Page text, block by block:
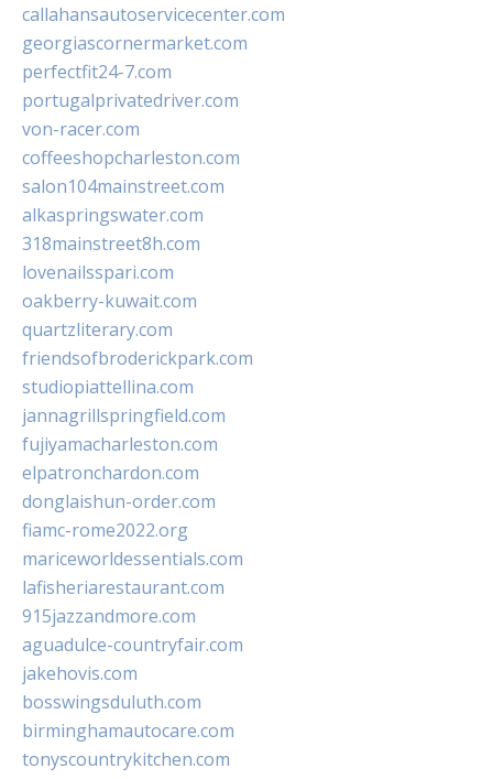
callahansautoservicecenter.com
georgiascornermarket.com
perfectfit24-7.com
portugalprivatedriver.com
von-racer.com
coffeeshopcharleston.com
salon104mainstreet.com
alkaspringswater.com
318mainstreet8h.com
lovenailsspari.com
oakberry-kuwait.com
quartzliterary.com
friendsofbroderickpark.com
studiopiattellina.com
jannagrillspringfield.com
fujiyamacharleston.com
elpatronchardon.com
donglaishun-order.com
fiamc-rome2022.org
mariceworldessentials.com
lafisheriarestaurant.com
915jazzandmore.com
aguadulce-countryfair.com
jakehovis.com
bosswingsduluth.com
birminghamautocare.com
tonyscountrykitchen.com